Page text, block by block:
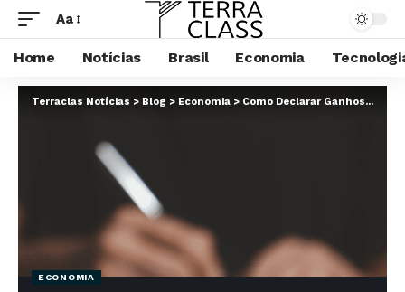
Aa
Home Notícias Brasil Economia
Terraclas Notícias > Blog > Economia > Como Declarar Ganhos de Criptomoedas no Imposto de Renda 2025
ECONOMIA